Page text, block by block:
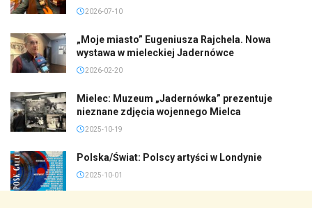
2026-07-10
„Moje miasto” Eugeniusza Rajchela. Nowa
wystawa w mieleckiej Jadernówce
2026-02-20
Mielec: Muzeum „Jadernówka” prezentuje
nieznane zdjęcia wojennego Mielca
2025-10-19
Polska/Świat: Polscy artyści w Londynie
2025-10-01